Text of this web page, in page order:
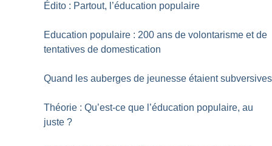
Édito : Partout, l’éducation populaire
Education populaire : 200 ans de volontarisme et de
tentatives de domestication
Quand les auberges de jeunesse étaient subversives
Théorie : Qu’est-ce que l’éducation populaire, au
juste ?